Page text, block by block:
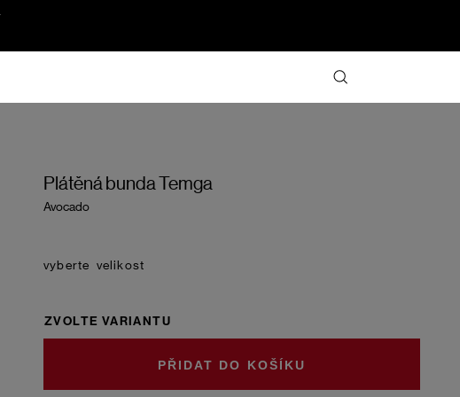
Plátěná bunda Temga
Avocado
velikost
ZVOLTE VARIANTU
DO KOŠÍKU